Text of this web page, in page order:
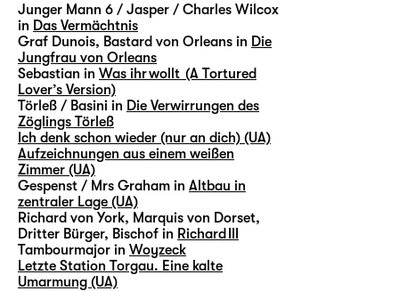
Junger Mann 6 / Jasper / Charles Wilcox
in Das Vermächtnis
Graf Dunois, Bastard von Orleans in Die
Jungfrau von Orleans
Sebastian in Was ihr wollt (A Tortured
Lover’s Version)
Törleß / Basini in Die Verwirrungen des
Zöglings Törleß
Ich denk schon wieder (nur an dich) (UA)
Aufzeichnungen aus einem weißen
Zimmer (UA)
Gespenst / Mrs Graham in Altbau in
zentraler Lage (UA)
Richard von York, Marquis von Dorset,
Dritter Bürger, Bischof in Richard III
Tambourmajor in Woyzeck
Letzte Station Torgau. Eine kalte
Umarmung (UA)